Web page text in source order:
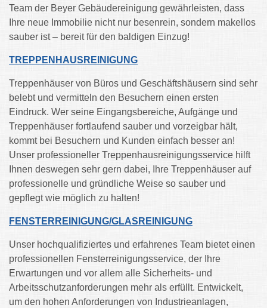
Team der Beyer Gebäudereinigung gewährleisten, dass
Ihre neue Immobilie nicht nur besenrein, sondern makellos
sauber ist – bereit für den baldigen Einzug!
TREPPENHAUSREINIGUNG
Treppenhäuser von Büros und Geschäftshäusern sind sehr
belebt und vermitteln den Besuchern einen ersten
Eindruck. Wer seine Eingangsbereiche, Aufgänge und
Treppenhäuser fortlaufend sauber und vorzeigbar hält,
kommt bei Besuchern und Kunden einfach besser an!
Unser professioneller Treppenhausreinigungsservice hilft
Ihnen deswegen sehr gern dabei, Ihre Treppenhäuser auf
professionelle und gründliche Weise so sauber und
gepflegt wie möglich zu halten!
FENSTERREINIGUNG/GLASREINIGUNG
Unser hochqualifiziertes und erfahrenes Team bietet einen
professionellen Fensterreinigungsservice, der Ihre
Erwartungen und vor allem alle Sicherheits- und
Arbeitsschutzanforderungen mehr als erfüllt. Entwickelt,
um den hohen Anforderungen von Industrieanlagen,